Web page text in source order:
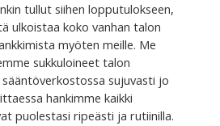
tullut siihen lopputulokseen,
ulkoistaa koko vanhan talon
myöten meille. Me
sukkuloineet talon
sujuvasti jo
hankimme kaikki
puolestasi ripeästi ja rutiinilla.